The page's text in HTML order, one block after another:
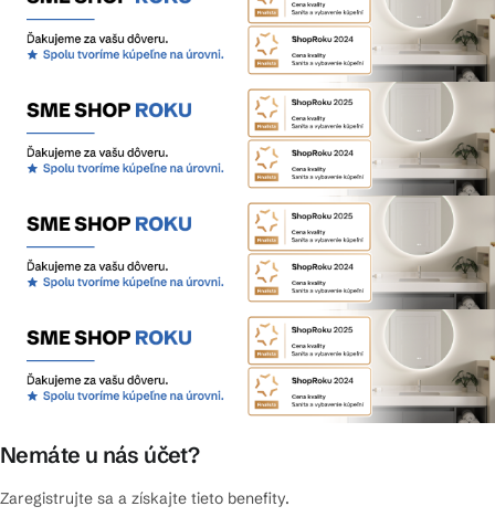
Nemáte u nás účet?
Zaregistrujte sa a získajte tieto benefity.